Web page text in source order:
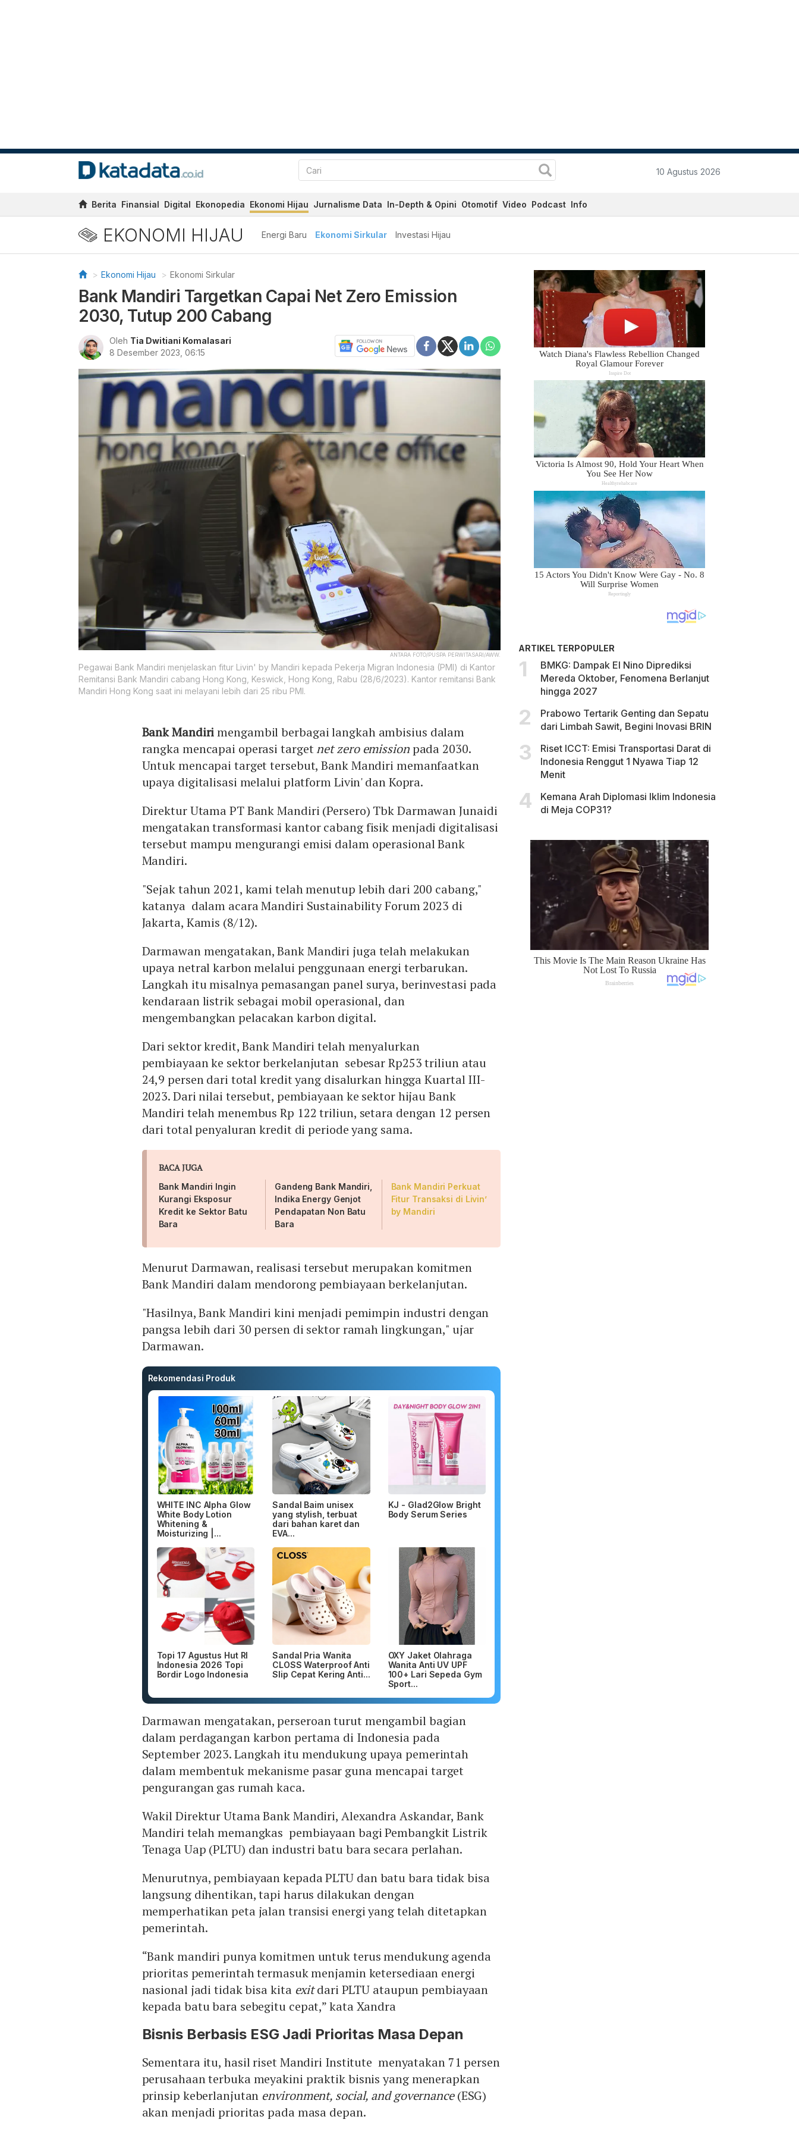
10 Agustus 2026
Berita Finansial Digital Ekonopedia Ekonomi Hijau Jurnalisme Data In-Depth & Opini Otomotif Video Podcast Info
EKONOMI HIJAU Energi Baru Ekonomi Sirkular Investasi Hijau
Ekonomi Hijau Ekonomi Sirkular
Bank Mandiri Targetkan Capai Net Zero Emission
2030, Tutup 200 Cabang
Oleh Tia Dwitiani Komalasari
8 Desember 2023, 06:15
ANTARA FOTO/PUSPA PERWITASARI/AWW.
Pegawai Bank Mandiri menjelaskan fitur Livin' by Mandiri kepada Pekerja Migran Indonesia (PMI) di Kantor
Remitansi Bank Mandiri cabang Hong Kong, Keswick, Hong Kong, Rabu (28/6/2023). Kantor remitansi Bank
Mandiri Hong Kong saat ini melayani lebih dari 25 ribu PMI.
Bank Mandirimengambil berbagai langkah ambisius dalam
rangka mencapai operasi targetnet zero emissionpada 2030.
Untuk mencapai target tersebut, Bank Mandiri memanfaatkan
upaya digitalisasi melalui platform Livin' dan Kopra.
Direktur Utama PT Bank Mandiri (Persero) Tbk Darmawan Junaidi
mengatakan transformasi kantor cabang fisik menjadi digitalisasi
tersebut mampu mengurangi emisi dalam operasional Bank
Mandiri.
"Sejak tahun 2021, kami telah menutup lebih dari 200 cabang,"
katanya dalam acara Mandiri Sustainability Forum 2023 di
Jakarta, Kamis (8/12).
Darmawan mengatakan, Bank Mandiri juga telah melakukan
upaya netral karbon melalui penggunaan energi terbarukan.
Langkah itu misalnya pemasangan panel surya, berinvestasi pada
kendaraan listrik sebagai mobil operasional, dan
mengembangkan pelacakan karbon digital.
Dari sektor kredit, Bank Mandiri telah menyalurkan
pembiayaan ke sektor berkelanjutan sebesar Rp253 triliun atau
24,9 persen dari total kredit yang disalurkan hingga Kuartal III-
2023. Dari nilai tersebut, pembiayaan ke sektor hijau Bank
Mandiri telah menembus Rp 122 triliun, setara dengan 12 persen
dari total penyaluran kredit di periode yang sama.
BACA JUGA
Bank Mandiri Ingin
Kurangi Eksposur
Kredit ke Sektor Batu
Bara
Gandeng Bank Mandiri,
Indika Energy Genjot
Pendapatan Non Batu
Bara
Bank Mandiri Perkuat
Fitur Transaksi di Livin’
by Mandiri
Menurut Darmawan, realisasi tersebut merupakan komitmen
Bank Mandiri dalam mendorong pembiayaan berkelanjutan.
"Hasilnya, Bank Mandiri kini menjadi pemimpin industri dengan
pangsa lebih dari 30 persen di sektor ramah lingkungan," ujar
Darmawan.
Rekomendasi Produk
WHITE INC Alpha Glow
White Body Lotion
Whitening &
Moisturizing |...
Sandal Baim unisex
yang stylish, terbuat
dari bahan karet dan
EVA...
KJ - Glad2Glow Bright
Body Serum Series
Topi 17 Agustus Hut RI
Indonesia 2026 Topi
Bordir Logo Indonesia
Sandal Pria Wanita
CLOSS Waterproof Anti
Slip Cepat Kering Anti...
OXY Jaket Olahraga
Wanita Anti UV UPF
100+ Lari Sepeda Gym
Sport...
Darmawan mengatakan, perseroan turut mengambil bagian
dalam perdagangan karbon pertama di Indonesia pada
September 2023. Langkah itu mendukung upaya pemerintah
dalam membentuk mekanisme pasar guna mencapai target
pengurangan gas rumah kaca.
Wakil Direktur Utama Bank Mandiri, Alexandra Askandar, Bank
Mandiri telah memangkas pembiayaan bagi Pembangkit Listrik
Tenaga Uap (PLTU) dan industri batu bara secara perlahan.
Menurutnya, pembiayaan kepada PLTU dan batu bara tidak bisa
langsung dihentikan, tapi harus dilakukan dengan
memperhatikan peta jalan transisi energi yang telah ditetapkan
pemerintah.
“Bank mandiri punya komitmen untuk terus mendukung agenda
prioritas pemerintah termasuk menjamin ketersediaan energi
nasional jadi tidak bisa kita exitdari PLTU ataupun pembiayaan
kepada batu bara sebegitu cepat,” kata Xandra
Bisnis Berbasis ESG Jadi Prioritas Masa Depan
Sementara itu, hasil riset Mandiri Institute menyatakan 71 persen
perusahaan terbuka meyakini praktik bisnis yang menerapkan
prinsip keberlanjutan environment, social, and governance(ESG)
akan menjadi prioritas pada masa depan.
ARTIKEL TERPOPULER
BMKG: Dampak El Nino Diprediksi
Mereda Oktober, Fenomena Berlanjut
hingga 2027
Prabowo Tertarik Genting dan Sepatu
dari Limbah Sawit, Begini Inovasi BRIN
Riset ICCT: Emisi Transportasi Darat di
Indonesia Renggut 1 Nyawa Tiap 12
Menit
Kemana Arah Diplomasi Iklim Indonesia
di Meja COP31?